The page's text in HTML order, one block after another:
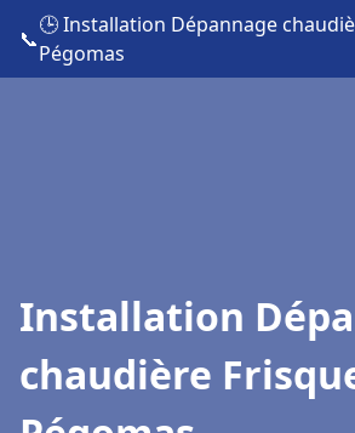
📞
🕒 Installation Dépannage
Pégomas
Installation
chaudière